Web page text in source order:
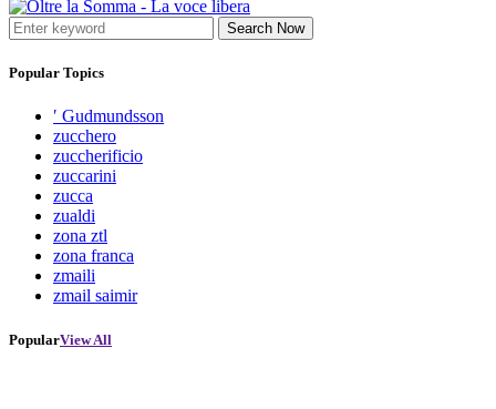
Search Now
Popular Topics
′ Gudmundsson
zucchero
zuccherificio
zuccarini
zucca
zualdi
zona ztl
zona franca
zmaili
zmail saimir
PopularView All